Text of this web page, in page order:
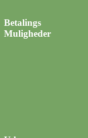
Betalings
Muligheder